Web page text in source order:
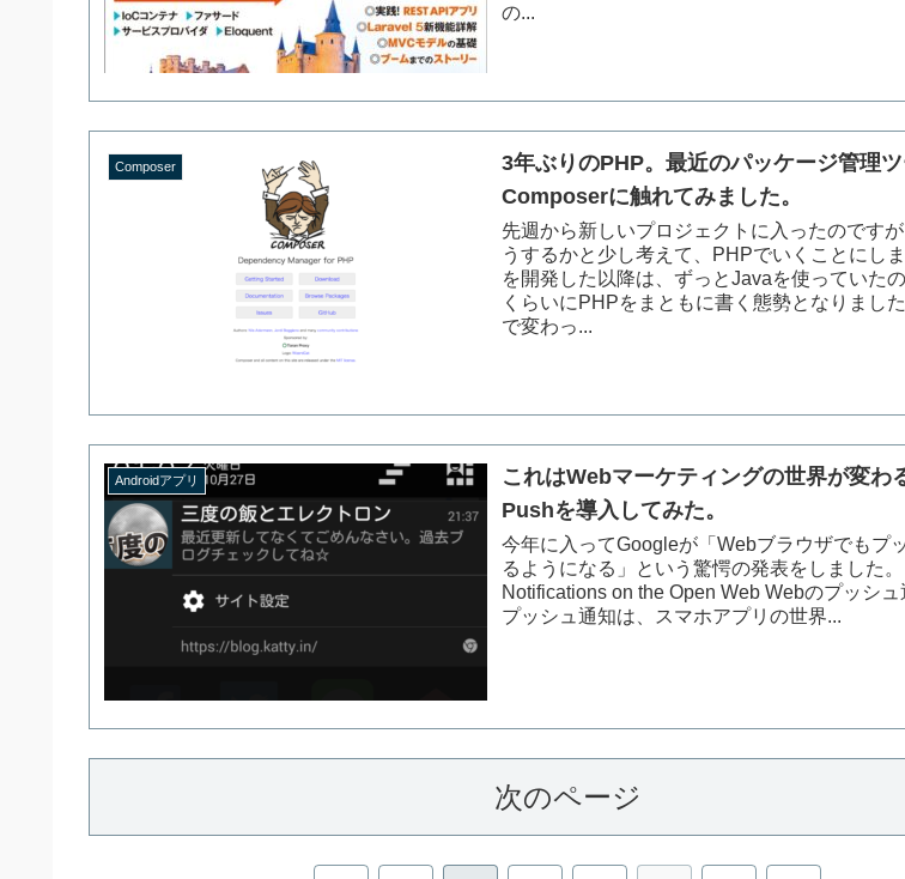
の...
Composer
3年ぶりのPHP。最近のパッケージ管理
Composerに触れてみました。
先週から新しいプロジェクトに入ったのです
うするかと少し考えて、PHPでいくことにし
を開発した以降は、ずっとJavaを使っていた
くらいにPHPをまともに書く態勢となりまし
で変わっ...
Androidアプリ
これはWebマーケティングの世界が変わ
Pushを導入してみた。
今年に入ってGoogleが「Webブラウザでもプ
るようになる」という驚愕の発表をしました
Notifications on the Open Web Webのプッシュ
プッシュ通知は、スマホアプリの世界...
次のページ